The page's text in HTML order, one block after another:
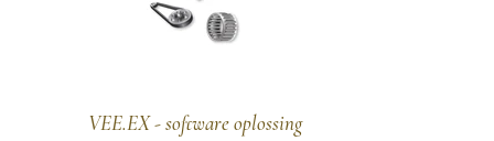
VEE.EX - software oplossing